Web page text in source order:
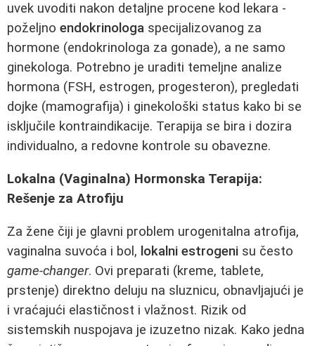
uvek uvoditi nakon detaljne procene kod lekara -
poželjno endokrinologa specijalizovanog za
hormone (endokrinologa za gonade), a ne samo
ginekologa. Potrebno je uraditi temeljne analize
hormona (FSH, estrogen, progesteron), pregledati
dojke (mamografija) i ginekološki status kako bi se
isključile kontraindikacije. Terapija se bira i dozira
individualno, a redovne kontrole su obavezne.
Lokalna (Vaginalna) Hormonska Terapija:
Rešenje za Atrofiju
Za žene čiji je glavni problem urogenitalna atrofija,
vaginalna suvoća i bol, lokalni estrogeni su često
game-changer. Ovi preparati (kreme, tablete,
prstenje) direktno deluju na sluznicu, obnavljajući je
i vraćajući elastičnost i vlažnost. Rizik od
sistemskih nuspojava je izuzetno nizak. Kako jedna